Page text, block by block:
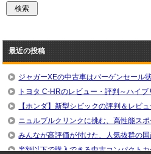
最近の投稿
ジャガーXEの中古車はバーゲンセール
トヨタ C-HRのレビュー・評判～ハイ
【ホンダ】新型シビックの評判＆レビュ
ニュルブルクリンクに挑む、高性能ス
みんなが高評価が付けた、人気抜群の
半額以下で購入できる中古コンパクト